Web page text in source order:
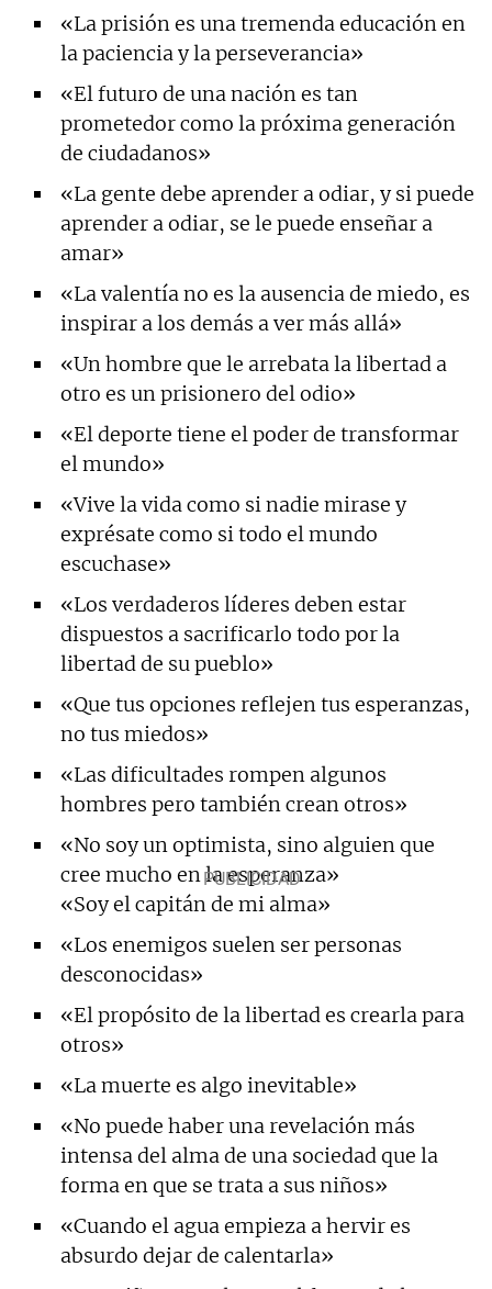
«La prisión es una tremenda educación en
la paciencia y la perseverancia»
«El futuro de una nación es tan
prometedor como la próxima generación
de ciudadanos»
«La gente debe aprender a odiar, y si puede
aprender a odiar, se le puede enseñar a
amar»
«La valentía no es la ausencia de miedo, es
inspirar a los demás a ver más allá»
«Un hombre que le arrebata la libertad a
otro es un prisionero del odio»
«El deporte tiene el poder de transformar
el mundo»
«Vive la vida como si nadie mirase y
exprésate como si todo el mundo
escuchase»
«Los verdaderos líderes deben estar
dispuestos a sacrificarlo todo por la
libertad de su pueblo»
«Que tus opciones reflejen tus esperanzas,
no tus miedos»
«Las dificultades rompen algunos
hombres pero también crean otros»
«No soy un optimista, sino alguien que
cree mucho en la esperanza»
«Soy el capitán de mi alma»
«Los enemigos suelen ser personas
desconocidas»
«El propósito de la libertad es crearla para
otros»
«La muerte es algo inevitable»
«No puede haber una revelación más
intensa del alma de una sociedad que la
forma en que se trata a sus niños»
«Cuando el agua empieza a hervir es
absurdo dejar de calentarla»